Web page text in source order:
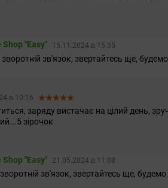
"Easy" 15.11.2024 в 15:35
зв'язок, звертайтесь ще, будемо
в 10:16
заряду вистачає на цілий день,
зірочок
"Easy" 21.05.2024 в 11:08
зв'язок, звертайтесь ще, будемо